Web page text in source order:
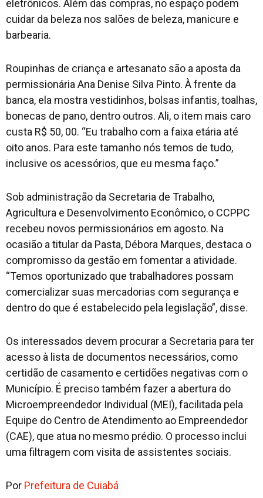
eletrônicos. Além das compras, no espaço podem
cuidar da beleza nos salões de beleza, manicure e
barbearia.
Roupinhas de criança e artesanato são a aposta da
permissionária Ana Denise Silva Pinto. À frente da
banca, ela mostra vestidinhos, bolsas infantis, toalhas,
bonecas de pano, dentro outros. Ali, o item mais caro
custa R$ 50, 00. “Eu trabalho com a faixa etária até
oito anos. Para este tamanho nós temos de tudo,
inclusive os acessórios, que eu mesma faço.”
Sob administração da Secretaria de Trabalho,
Agricultura e Desenvolvimento Econômico, o CCPPC
recebeu novos permissionários em agosto. Na
ocasião a titular da Pasta, Débora Marques, destaca o
compromisso da gestão em fomentar a atividade.
“Temos oportunizado que trabalhadores possam
comercializar suas mercadorias com segurança e
dentro do que é estabelecido pela legislação”, disse.
Os interessados devem procurar a Secretaria para ter
acesso à lista de documentos necessários, como
certidão de casamento e certidões negativas com o
Município. É preciso também fazer a abertura do
Microempreendedor Individual (MEI), facilitada pela
Equipe do Centro de Atendimento ao Empreendedor
(CAE), que atua no mesmo prédio. O processo inclui
uma filtragem com visita de assistentes sociais.
Por Prefeitura de Cuiabá